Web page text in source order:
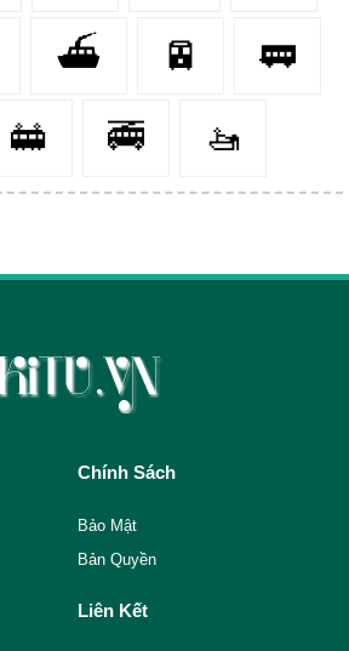
⛴️ 🚈 🚃
🚋 🚎 🚤
Chính Sách
Bảo Mật
Bản Quyền
Liên Kết